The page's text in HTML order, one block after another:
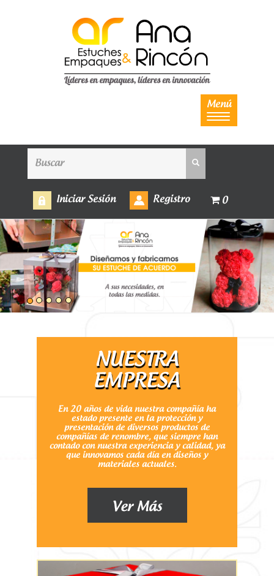
Menú
Iniciar Sesión Registro 0
NUESTRA
EMPRESA
En 20 años de vida nuestra compañía ha
estado presente en la protección y
presentación de diversos productos de
compañías de renombre, que siempre han
contado con nuestra experiencia y calidad, ya
que innovamos cada día en diseños y
materiales actuales.